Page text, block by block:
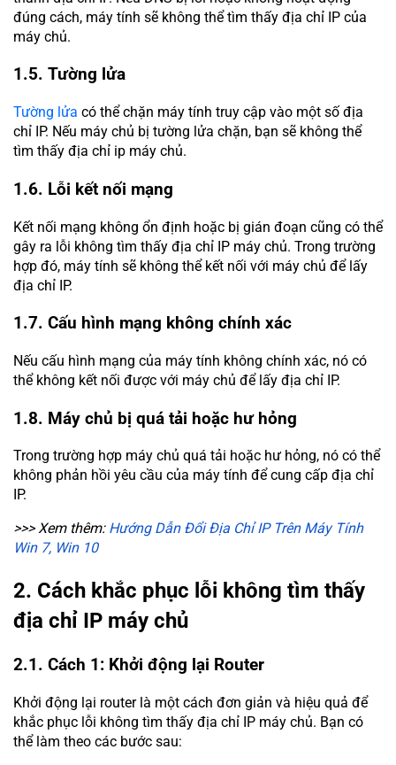
đúng cách, máy tính sẽ không thể tìm thấy địa chỉ IP của
máy chủ.
1.5. Tường lửa
Tường lửa có thể chặn máy tính truy cập vào một số địa
chỉ IP. Nếu máy chủ bị tường lửa chặn, bạn sẽ không thể
tìm thấy địa chỉ ip máy chủ.
1.6. Lỗi kết nối mạng
Kết nối mạng không ổn định hoặc bị gián đoạn cũng có thể
gây ra lỗi không tìm thấy địa chỉ IP máy chủ. Trong trường
hợp đó, máy tính sẽ không thể kết nối với máy chủ để lấy
địa chỉ IP.
1.7. Cấu hình mạng không chính xác
Nếu cấu hình mạng của máy tính không chính xác, nó có
thể không kết nối được với máy chủ để lấy địa chỉ IP.
1.8. Máy chủ bị quá tải hoặc hư hỏng
Trong trường hợp máy chủ quá tải hoặc hư hỏng, nó có thể
không phản hồi yêu cầu của máy tính để cung cấp địa chỉ
IP.
>>> Xem thêm: Hướng Dẫn Đổi Địa Chỉ IP Trên Máy Tính
Win 7, Win 10
2. Cách khắc phục lỗi không tìm thấy
địa chỉ IP máy chủ
2.1. Cách 1: Khởi động lại Router
Khởi động lại router là một cách đơn giản và hiệu quả để
khắc phục lỗi không tìm thấy địa chỉ IP máy chủ. Bạn có
thể làm theo các bước sau: